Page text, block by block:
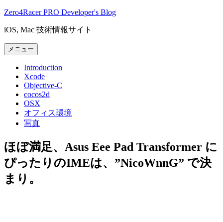
コ
テ
ン
ツ
Zero4Racer PRO Developer's Blog
iOS, Mac 技術情報サイト
メニュー
Introduction
Xcode
Objective-C
cocos2d
OSX
オフィス環境
写真
ほぼ満足、Asus Eee Pad Transformer に
ぴったりのIMEは、”NicoWnnG” で決
まり。